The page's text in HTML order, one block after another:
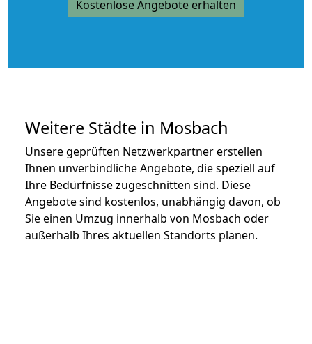
Kostenlose Angebote erhalten
Weitere Städte in Mosbach
Unsere geprüften Netzwerkpartner erstellen
Ihnen unverbindliche Angebote, die speziell auf
Ihre Bedürfnisse zugeschnitten sind. Diese
Angebote sind kostenlos, unabhängig davon, ob
Sie einen Umzug innerhalb von Mosbach oder
außerhalb Ihres aktuellen Standorts planen.